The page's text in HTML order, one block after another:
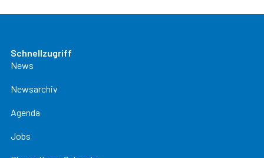
Schnellzugriff
News
Newsarchiv
Agenda
Jobs